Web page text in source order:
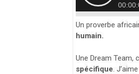
Un proverbe
humain.
Une Dream Team,
spécifique .